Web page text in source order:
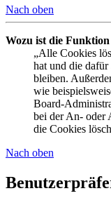
Nach oben
Wozu ist die Funktion
„Alle Cookies
hat und die dafür
bleiben.
wie
Board-
bei der An- oder
die Cookies
Nach oben